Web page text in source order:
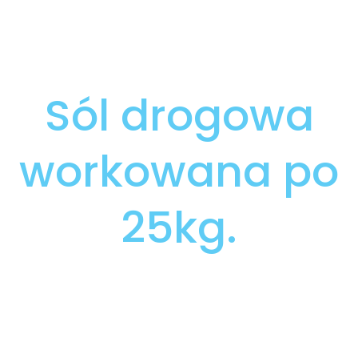
Sól drogowa
workowana po
25kg.